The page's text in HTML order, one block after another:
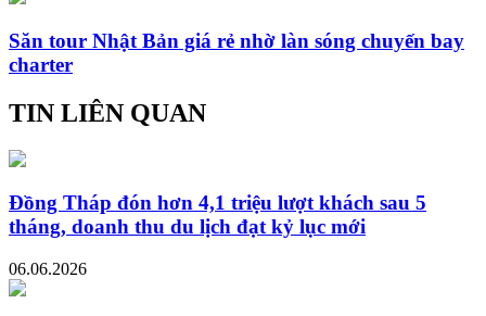
Săn tour Nhật Bản giá rẻ nhờ làn sóng chuyến bay
charter
TIN LIÊN QUAN
Đồng Tháp đón hơn 4,1 triệu lượt khách sau 5
tháng, doanh thu du lịch đạt kỷ lục mới
06.06.2026